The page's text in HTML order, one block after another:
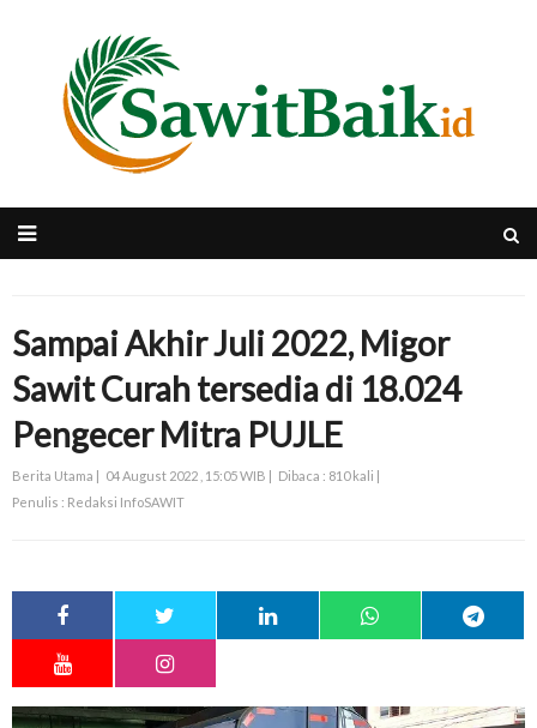
Sampai Akhir Juli 2022, Migor
Sawit Curah tersedia di 18.024
Pengecer Mitra PUJLE
Berita Utama | 04 August 2022 , 15:05 WIB | Dibaca : 810 kali |
Penulis : Redaksi InfoSAWIT